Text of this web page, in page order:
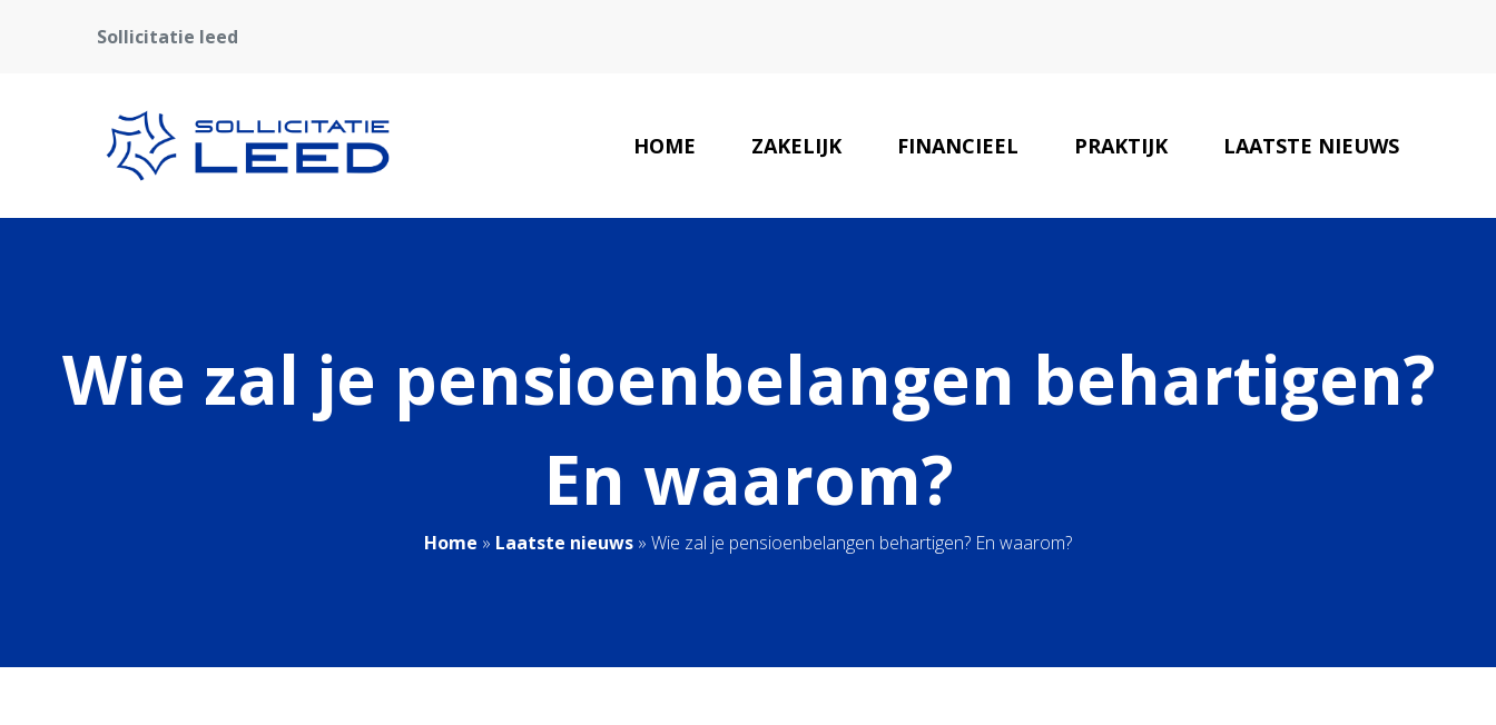
Sollicitatie leed
HOME ZAKELIJK FINANCIEEL PRAKTIJK LAATSTE NIEUWS
Wie zal je pensioenbelangen behartigen?
En waarom?
Home » Laatste nieuws » Wie zal je pensioenbelangen behartigen? En waarom?